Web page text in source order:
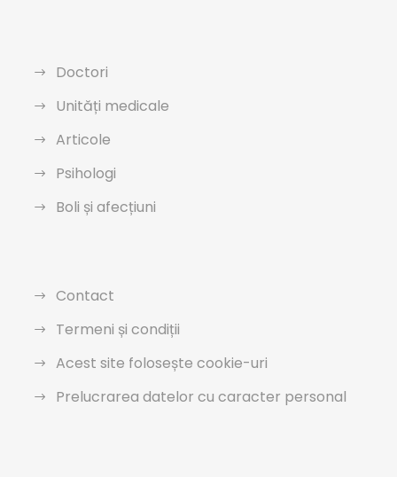
Doctori
Unități medicale
Articole
Psihologi
Boli și afecțiuni
Contact
Termeni și condiții
Acest site folosește cookie-uri
Prelucrarea datelor cu caracter personal